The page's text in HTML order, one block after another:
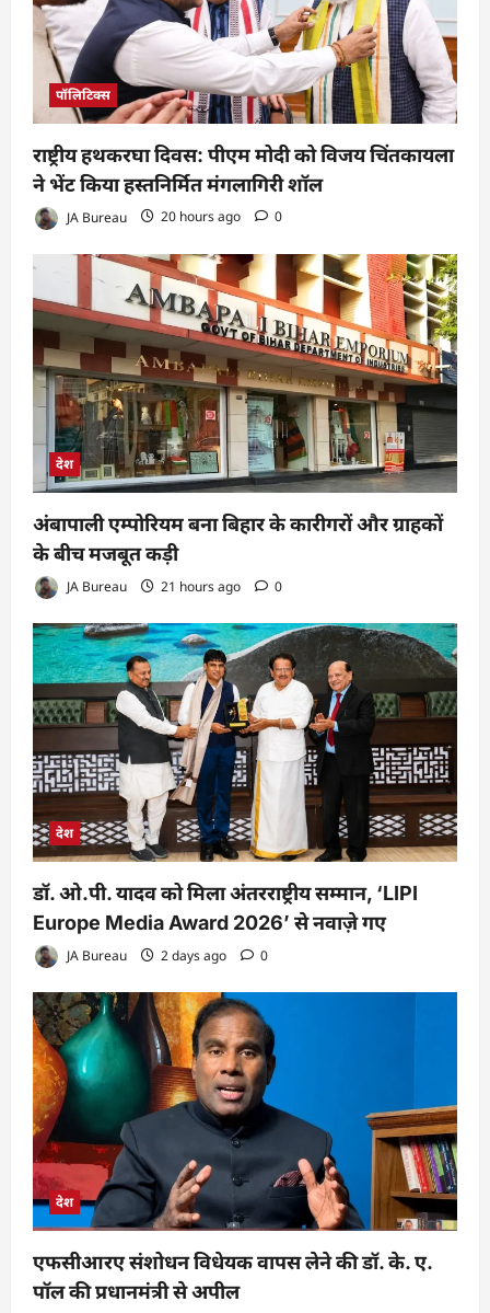
पॉलिटिक्स
राष्ट्रीय हथकरघा दिवस: पीएम मोदी को विजय चिंतकायला
ने भेंट किया हस्तनिर्मित मंगलागिरी शॉल
JA Bureau 20 hours ago 0
देश
अंबापाली एम्पोरियम बना बिहार के कारीगरों और ग्राहकों
के बीच मजबूत कड़ी
JA Bureau 21 hours ago 0
देश
डॉ. ओ.पी. यादव को मिला अंतरराष्ट्रीय सम्मान, ‘LIPI
Europe Media Award 2026’ से नवाज़े गए
JA Bureau 2 days ago 0
देश
एफसीआरए संशोधन विधेयक वापस लेने की डॉ. के. ए.
पॉल की प्रधानमंत्री से अपील